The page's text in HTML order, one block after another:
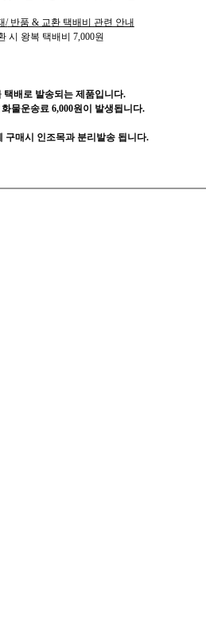
/ 반품 & 교환 택배비 관련 안내
시 왕복 택배비 7,000원
택배로 발송되는 제품입니다.
물운송료 6,000원이 발생됩니다.
구매시 인조목과 분리발송 됩니다.